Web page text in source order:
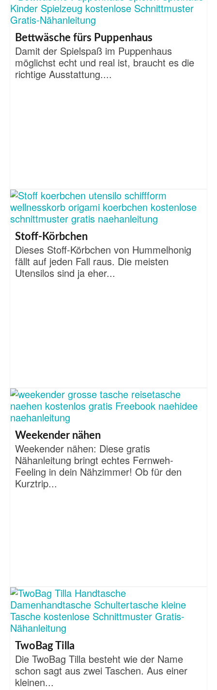
Bettwäsche fürs Puppenhaus
Damit der Spielspaß im Puppenhaus
möglichst echt und real ist, braucht es die
richtige Ausstattung....
Stoff-Körbchen
Dieses Stoff-Körbchen von Hummelhonig
fällt auf jeden Fall raus. Die meisten
Utensilos sind ja eher...
Weekender nähen
Weekender nähen: Diese gratis
Nähanleitung bringt echtes Fernweh-
Feeling in dein Nähzimmer! Ob für den
Kurztrip...
TwoBag Tilla
Die TwoBag Tilla besteht wie der Name
schon sagt aus zwei Taschen. Aus einer
kleinen...